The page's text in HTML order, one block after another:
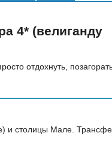
4* (велиганду
отдохнуть,
и столицы Мале.